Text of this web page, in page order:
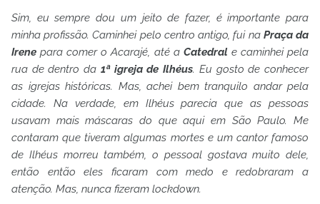
Sim, eu sempre dou um jeito de fazer, é importante para
minha profissão. Caminhei pelo centro antigo, fui na Praça da
Irene para comer o Acarajé, até a Catedrale caminhei pela
rua de dentro da 1ª igreja de Ilhéus. Eu gosto de conhecer
as igrejas históricas. Mas, achei bem tranquilo andar pela
cidade. Na verdade, em Ilhéus parecia que as pessoas
usavam mais máscaras do que aqui em São Paulo. Me
contaram que tiveram algumas mortes e um cantor famoso
de Ilhéus morreu também, o pessoal gostava muito dele,
então então eles ficaram com medo e redobraram a
atenção. Mas, nunca fizeram lockdown.